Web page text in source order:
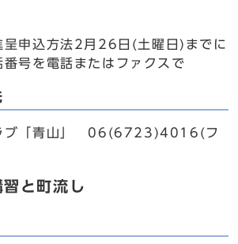
申込方法2月26日(土曜日)までに
号を電話またはファクスで
ブ「青山」 06(6723)4016(フ
と町流し